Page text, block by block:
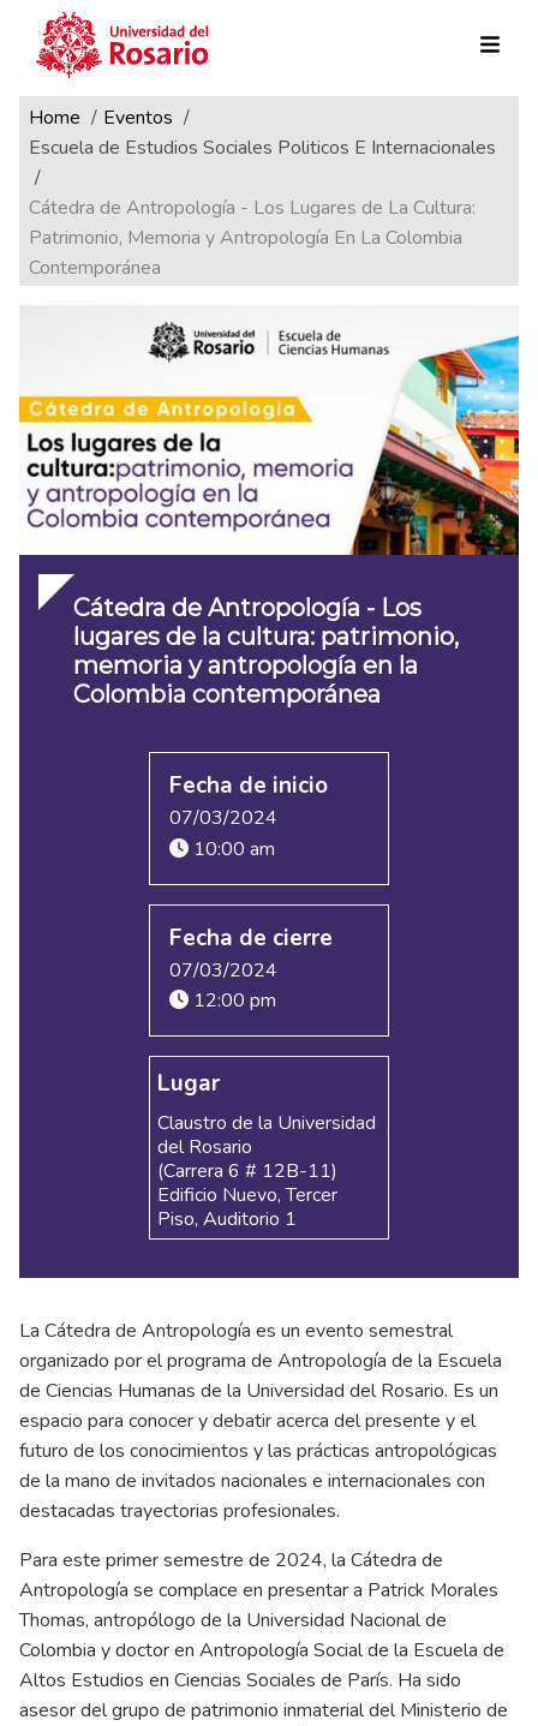
Pasar al contenido principal
Ruta de navegación
Home
Eventos
Escuela de Estudios Sociales Politicos E Internacionales
Cátedra de Antropología - Los Lugares de La Cultura:
Patrimonio, Memoria y Antropología En La Colombia
Contemporánea
Cátedra de Antropología - Los
lugares de la cultura: patrimonio,
memoria y antropología en la
Colombia contemporánea
Fecha de inicio
07/03/2024
10:00 am
Fecha de cierre
07/03/2024
12:00 pm
Lugar
Claustro de la Universidad
del Rosario
(Carrera 6 # 12B-11)
Edificio Nuevo, Tercer
Piso, Auditorio 1
La Cátedra de Antropología es un evento semestral
organizado por el programa de Antropología de la Escuela
de Ciencias Humanas de la Universidad del Rosario. Es un
espacio para conocer y debatir acerca del presente y el
futuro de los conocimientos y las prácticas antropológicas
de la mano de invitados nacionales e internacionales con
destacadas trayectorias profesionales.
Para este primer semestre de 2024, la Cátedra de
Antropología se complace en presentar a Patrick Morales
Thomas, antropólogo de la Universidad Nacional de
Colombia y doctor en Antropología Social de la Escuela de
Altos Estudios en Ciencias Sociales de París. Ha sido
asesor del grupo de patrimonio inmaterial del Ministerio de